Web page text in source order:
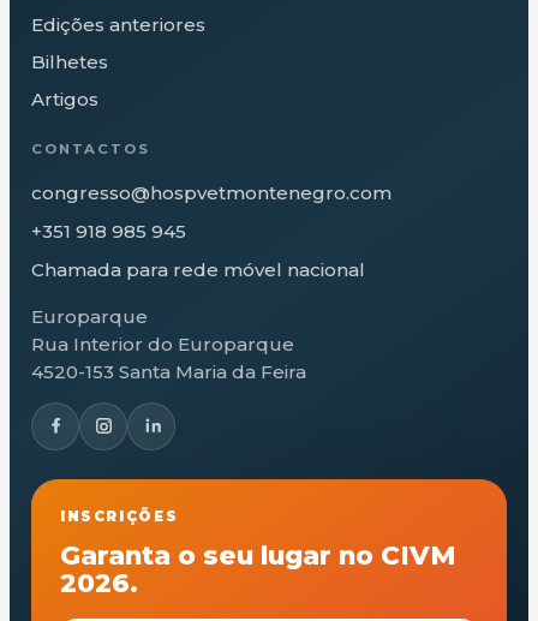
Edições anteriores
Bilhetes
Artigos
CONTACTOS
congresso@hospvetmontenegro.com
+351 918 985 945
Chamada para rede móvel nacional
Europarque
Rua Interior do Europarque
4520-153 Santa Maria da Feira
INSCRIÇÕES
Garanta o seu lugar no CIVM
2026.